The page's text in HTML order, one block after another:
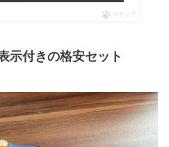
ポチップ
示付きの格安セット